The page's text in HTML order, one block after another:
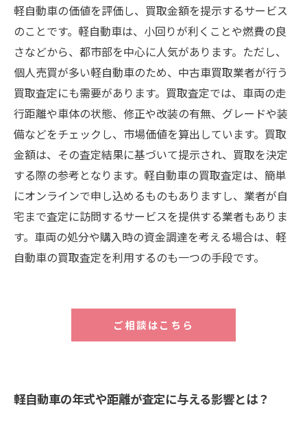
軽自動車の価値を評価し、買取金額を提示するサービス
のことです。軽自動車は、小回りが利くことや燃費の良
さなどから、都市部を中心に人気があります。ただし、
個人売買が多い軽自動車のため、中古車買取業者が行う
買取査定にも需要があります。買取査定では、車両の走
行距離や車体の状態、修正や改装の有無、グレードや装
備などをチェックし、市場価値を算出しています。買取
金額は、その査定結果に基づいて提示され、買取を決定
する際の参考となります。軽自動車の買取査定は、簡単
にオンラインで申し込めるものもありますし、業者が自
宅まで査定に訪問するサービスを提供する業者もありま
す。車両の処分や購入時の資金調達を考える場合は、軽
自動車の買取査定を利用するのも一つの手段です。
ご相談はこちら
軽自動車の年式や距離が査定に与える影響とは？